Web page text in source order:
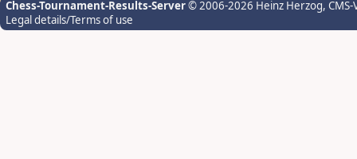
Chess-Tournament-Results-Server© 2006-2026 Heinz Herzog,
Legal details/Terms of use